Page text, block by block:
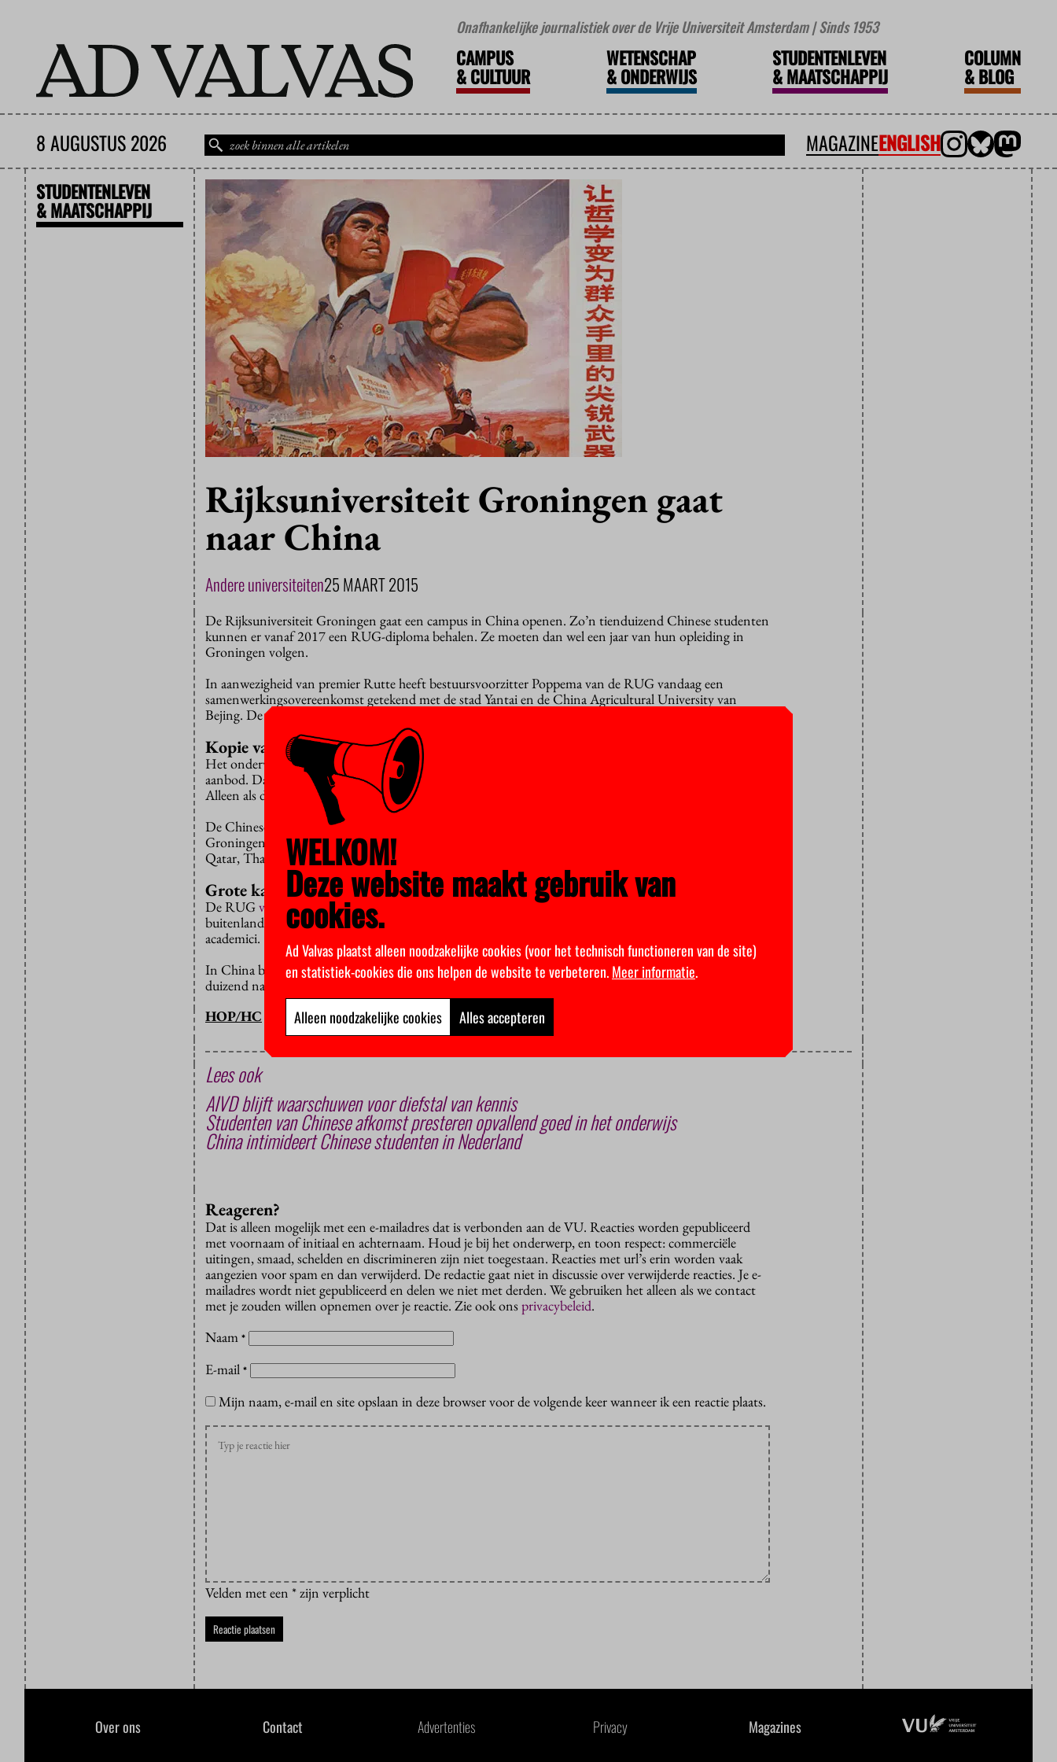
Onafhankelijke journalistiek over de Vrije Universiteit Amsterdam | Sinds 1953
CAMPUS
&CULTUUR
WETENSCHAP
&ONDERWIJS
STUDENTENLEVEN
&MAATSCHAPPIJ
COLUMN
&BLOG
8 AUGUSTUS 2026 MAGAZINEENGLISH
STUDENTENLEVEN
& MAATSCHAPPIJ
Rijksuniversiteit Groningen gaat
naar China
Andere universiteiten25 MAART 2015
De Rijksuniversiteit Groningen gaat een campus in China openen. Zo’n tienduizend Chinese studenten
kunnen er vanaf 2017 een RUG-diploma behalen. Ze moeten dan wel een jaar van hun opleiding in
Groningen volgen.
In aanwezigheid van premier Rutte heeft bestuursvoorzitter Poppema van de RUG vandaag een
samenwerkingsovereenkomst getekend met de stad Yantai en de China Agricultural University van
Bejing. De nieuwe campus is al grotendeels gebouwd.
Kopie van Groningen
Het onderwijs- en onderzoekaanbod in China moet uiteindelijk een kopie worden van het Groningse
aanbod. Dat zou betekenen dat onderwijskeurmeester NVAO de campus zonder meer kan goedkeuren.
Alleen als de RUG in China nieuwe opleidingen wil aanbieden moeten die apart getoetst worden.
De Chinese studenten krijgen alleen een Nederlands diploma als ze een jaar van hun opleiding in
Groningen volgen. Diezelfde regel geldt voor Stenden Hogeschool, die buitenlandse vestigingen heeft in
Qatar, Thailand, Zuid-Afrika en Indonesië.
Grote kansen
De RUGverwachtdat de nieuwe campus grote kansen biedt voor Groningse studenten die
buitenlandervaring willen opdoen in China. Ook zal het werkgelegenheid opleveren voor Nederlandse
academici.
In China beginnen jaarlijks zeven miljoen studenten aan een universitaire opleiding, van wie er 450
duizend naar het buitenland gaan.
HOP/HC
Lees ook
AIVD blijft waarschuwen voor diefstal van kennis
Studenten van Chinese afkomst presteren opvallend goed in het onderwijs
China intimideert Chinese studenten in Nederland
Reageren?
Dat is alleen mogelijk met een e-mailadres dat is verbonden aan de VU. Reacties worden gepubliceerd
met voornaam of initiaal en achternaam. Houd je bij het onderwerp, en toon respect: commerciële
uitingen, smaad, schelden en discrimineren zijn niet toegestaan. Reacties met url’s erin worden vaak
aangezien voor spam en dan verwijderd. De redactie gaat niet in discussie over verwijderde reacties. Je e-
mailadres wordt niet gepubliceerd en delen we niet met derden. We gebruiken het alleen als we contact
met je zouden willen opnemen over je reactie. Zie ook onsprivacybeleid.
Naam *
E-mail *
Mijn naam, e-mail en site opslaan in deze browser voor de volgende keer wanneer ik een reactie plaats.
Velden met een * zijn verplicht
Over ons Contact Advertenties Privacy Magazines
WELKOM!
Deze website maakt gebruik van
cookies.
Ad Valvas plaatst alleen noodzakelijke cookies (voor het technisch functioneren van de site)
en statistiek-cookies die ons helpen de website te verbeteren.Meer informatie.
Alleen noodzakelijke cookies Alles accepteren